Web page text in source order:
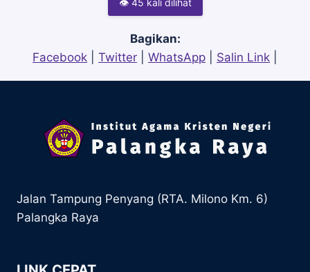
Bagikan:
Facebook
Twitter WhatsApp Salin Link
Jalan Tampung Penyang (RTA. Milono Km. 6)
Palangka Raya